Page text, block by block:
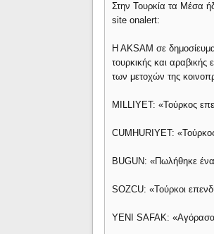
Στην Τουρκία τα Μέσα
site onalert:
Η ΑΚSAM σε
τουρκικής και
των μετοχών της
MILLIYET: «Τούρκος
CUMHURIYET:
BUGUN: «Πωλήθηκε
SOZCU: «Τούρκοι
YENI SAFAK: